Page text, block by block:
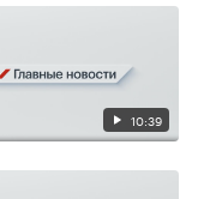
10:39